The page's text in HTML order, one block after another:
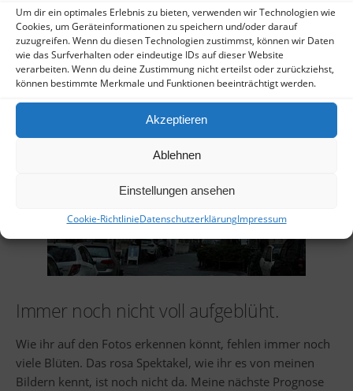
Um dir ein optimales Erlebnis zu bieten, verwenden wir Technologien wie
Cookies, um Geräteinformationen zu speichern und/oder darauf
zuzugreifen. Wenn du diesen Technologien zustimmst, können wir Daten
wie das Surfverhalten oder eindeutige IDs auf dieser Website
verarbeiten. Wenn du deine Zustimmung nicht erteilst oder zurückziehst,
können bestimmte Merkmale und Funktionen beeinträchtigt werden.
Akzeptieren
Ablehnen
Einstellungen ansehen
Cookie-RichtlinieDatenschutzerklärungImpressum
Immer noch nicht voll aufgeblüht.
Wie ihr auf den Fotos erkennen könnt, fehlen immer noch
viele Blüten. Das rosa Spektakel, wie ihr es von meinen
Bildern kennt, ist noch nicht da. Meine nächste Prognose